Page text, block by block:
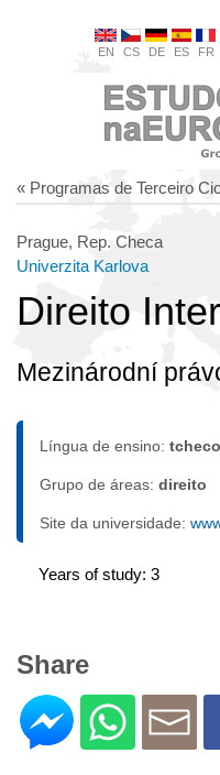
EN CS DE ES FR
« Programas de Terceiro
Prague, Rep. Checa
Univerzita Karlova
Direito
Mezinárodní
Língua de ensino: tcheco
Grupo de áreas: direito
Site da universidade:
Years of study: 3
Share